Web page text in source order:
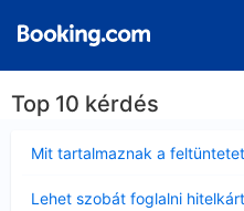
Top 10 kérdés
Mit tartalmaznak a
Lehet szobát foglalni